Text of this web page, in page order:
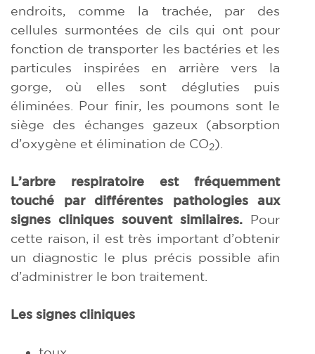
endroits, comme la trachée, par des
cellules surmontées de cils qui ont pour
fonction de transporter les bactéries et les
particules inspirées en arrière vers la
gorge, où elles sont dégluties puis
éliminées. Pour finir, les poumons sont le
siège des échanges gazeux (absorption
d’oxygène et élimination de CO2).
L’arbre respiratoire est fréquemment
touché par différentes pathologies aux
signes cliniques souvent similaires. Pour
cette raison, il est très important d’obtenir
un diagnostic le plus précis possible afin
d’administrer le bon traitement.
Les signes cliniques